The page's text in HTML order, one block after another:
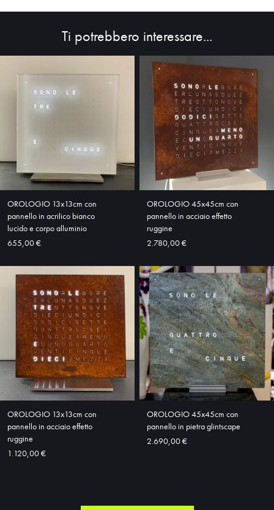
SHOP
Ti potrebbero interessare...
OROLOGIO 13x13cm con
pannello in acrilico bianco
lucido e corpo alluminio
655,00 €
OROLOGIO 45x45cm con
pannello in acciaio effetto
ruggine
2.780,00 €
OROLOGIO 13x13cm con
pannello in acciaio effetto
ruggine
1.120,00 €
OROLOGIO 45x45cm con
pannello in pietra glintscape
2.690,00 €